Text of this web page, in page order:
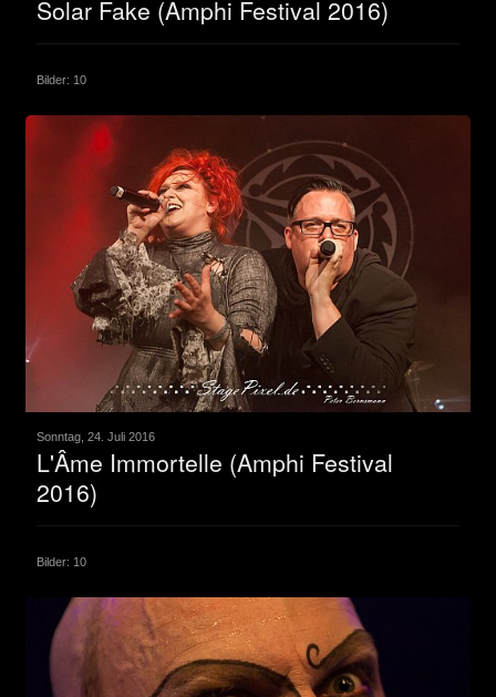
Solar Fake (Amphi Festival 2016)
Bilder: 10
Sonntag, 24. Juli 2016
L'Âme Immortelle (Amphi Festival
2016)
Bilder: 10